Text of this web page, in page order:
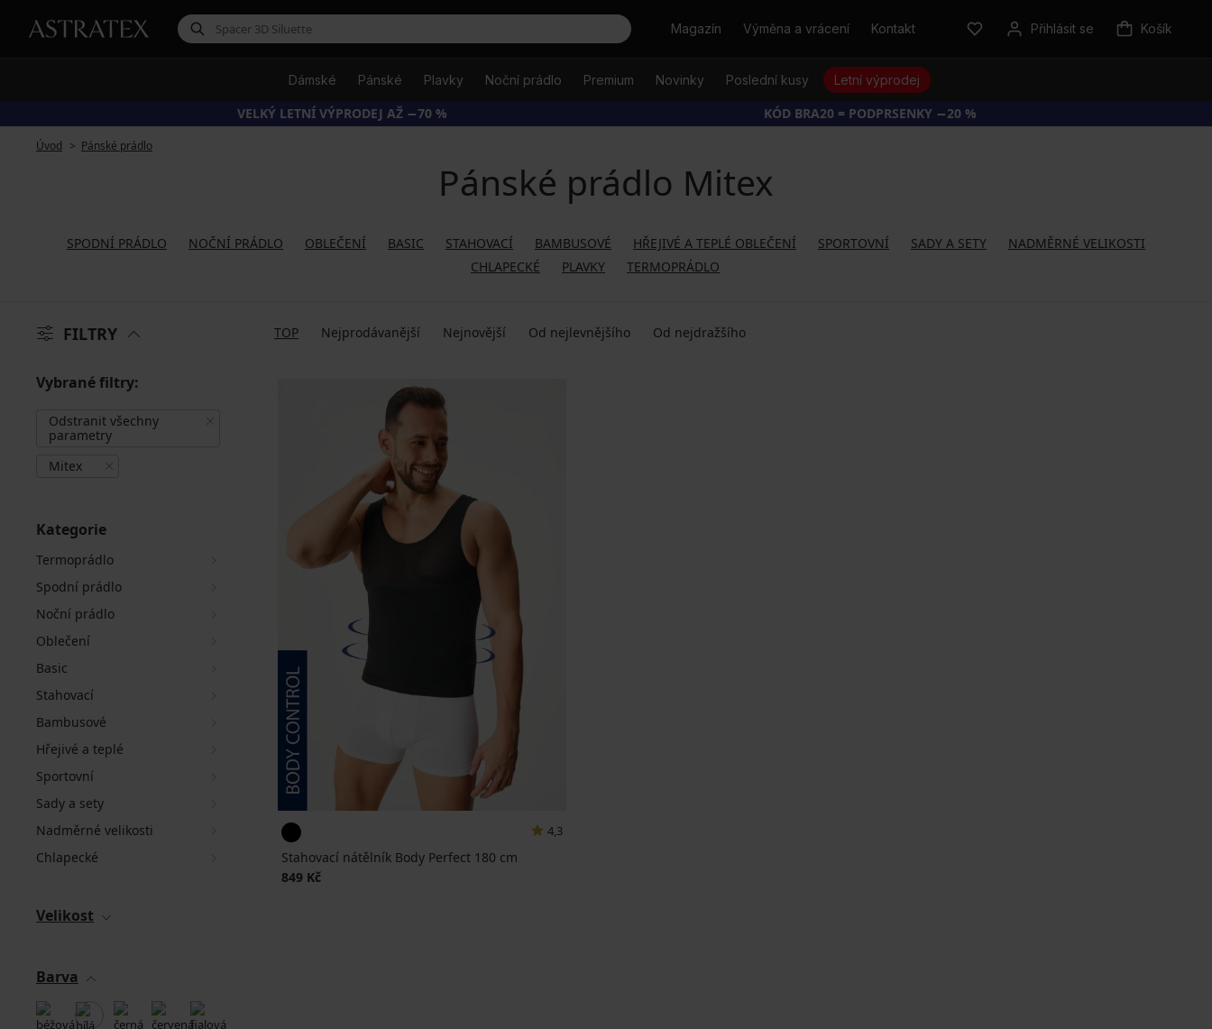
HledatMagazín Výměna a vrácení Kontakt Přihlásit se Košík
Dámské Pánské Plavky Noční prádlo Premium Novinky Poslední kusy Letní výprodej
VELKÝ LETNÍ VÝPRODEJ AŽ −70 % KÓD BRA20 = PODPRSENKY −20 %
Úvod Pánské prádlo
Pánské prádlo Mitex
SPODNÍ PRÁDLO NOČNÍ PRÁDLO OBLEČENÍ BASIC STAHOVACÍ BAMBUSOVÉ HŘEJIVÉ A TEPLÉ OBLEČENÍ SPORTOVNÍ SADY A SETY
NADMĚRNÉ VELIKOSTI
CHLAPECKÉ
PLAVKY TERMOPRÁDLO
FILTRY TOP Nejprodávanější Nejnovější Od nejlevnějšího Od nejdražšího
Vybrané filtry:
Odstranit všechny
parametry
Mitex
Kategorie
Termoprádlo
Spodní prádlo
Noční prádlo
Oblečení
Basic
Stahovací
Bambusové
Hřejivé a teplé
Sportovní
Sady a sety
Nadměrné velikosti
Chlapecké
Velikost
Barva
4,3
Stahovací nátělník Body Perfect 180 cm
849 Kč